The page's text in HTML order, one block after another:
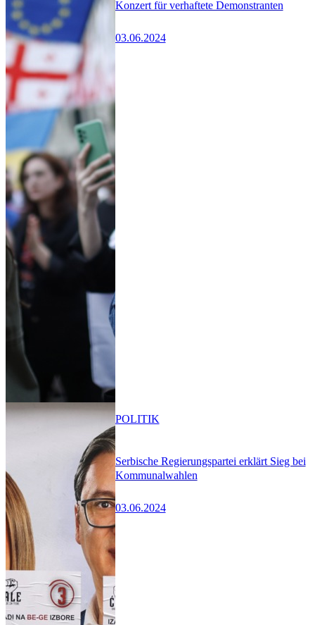
Konzert für verhaftete Demonstranten
03.06.2024
Serbische Regierungspartei erklärt Sieg bei
Kommunalwahlen
03.06.2024
POLITIK